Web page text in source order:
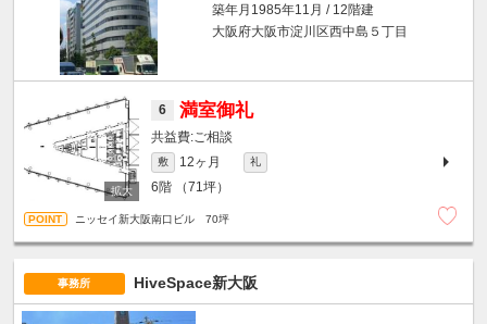
築年月1985年11月 / 12階建
大阪府大阪市淀川区西中島５丁目
6 満室御礼
ご相談
敷 12ヶ月 礼
6階 （71坪）
ニッセイ新大阪南口ビル 70坪
事務所 HiveSpace新大阪